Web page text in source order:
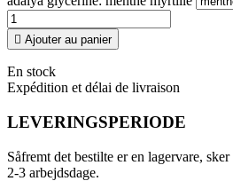
 Ajouter au panier
En stock
Expédition et délai de livraison
LEVERINGSPERIODE
Såfremt det bestilte er en lagervare,
2-3 arbejdsdage.